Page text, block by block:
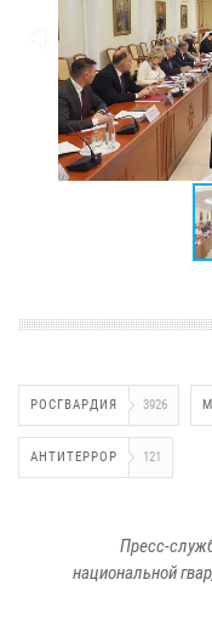
РОСГВАРДИЯ 3926
АНТИТЕРРОР 121
Пресс-
национальной